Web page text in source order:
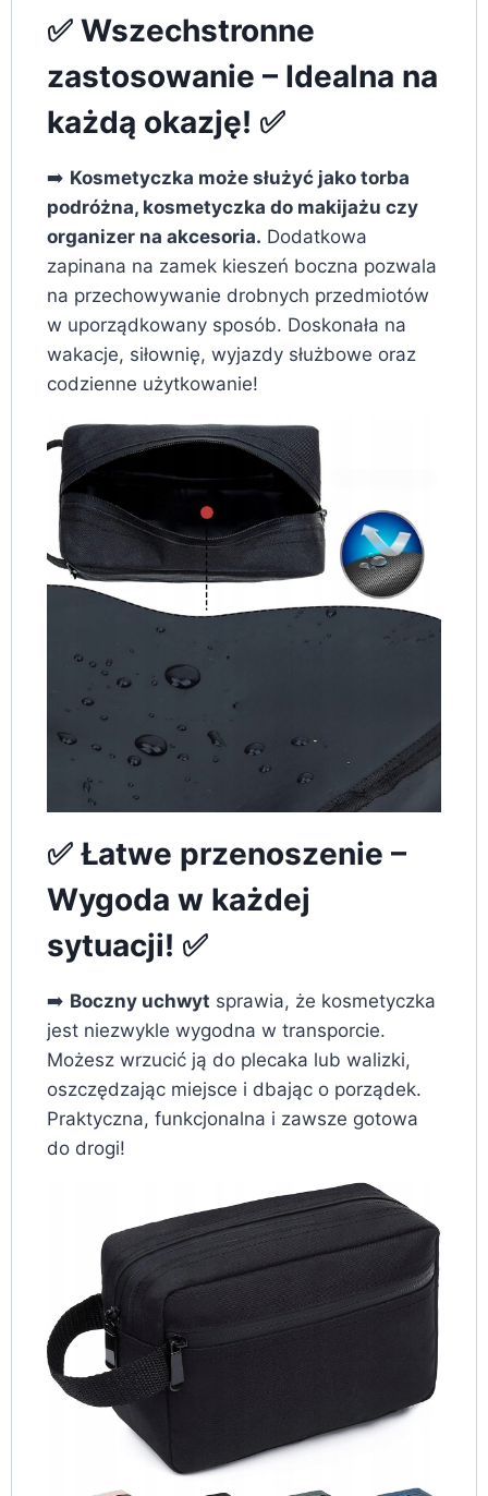
✅ Wszechstronne
zastosowanie – Idealna na
każdą okazję! ✅
➡️ Kosmetyczka może służyć jako torba
podróżna, kosmetyczka do makijażu czy
organizer na akcesoria. Dodatkowa
zapinana na zamek kieszeń boczna pozwala
na przechowywanie drobnych przedmiotów
w uporządkowany sposób. Doskonała na
wakacje, siłownię, wyjazdy służbowe oraz
codzienne użytkowanie!
✅ Łatwe przenoszenie –
Wygoda w każdej
sytuacji! ✅
➡️ Boczny uchwyt sprawia, że kosmetyczka
jest niezwykle wygodna w transporcie.
Możesz wrzucić ją do plecaka lub walizki,
oszczędzając miejsce i dbając o porządek.
Praktyczna, funkcjonalna i zawsze gotowa
do drogi!